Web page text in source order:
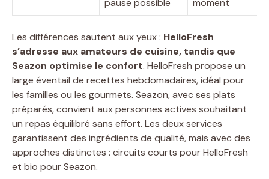
Les différences sautent aux yeux : HelloFresh
s’adresse aux amateurs de cuisine, tandis que
Seazon optimise le confort. HelloFresh propose un
large éventail de recettes hebdomadaires, idéal pour
les familles ou les gourmets. Seazon, avec ses plats
préparés, convient aux personnes actives souhaitant
un repas équilibré sans effort. Les deux services
garantissent des ingrédients de qualité, mais avec des
approches distinctes : circuits courts pour HelloFresh
et bio pour Seazon.